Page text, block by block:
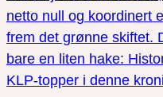
netto null og koordinert
frem det grønne skiftet.
bare en liten hake:
KLP-topper i denne